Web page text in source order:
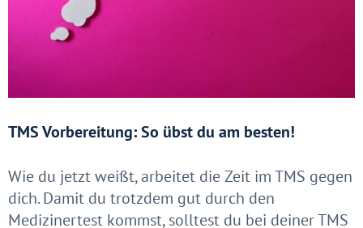
TMS Vorbereitung: So übst du am besten!
Wie du jetzt weißt, arbeitet die Zeit im TMS gegen
dich. Damit du trotzdem gut durch den
Medizinertest kommst, solltest du bei deiner TMS